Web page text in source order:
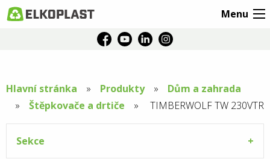
Menu
Hlavní stránka Produkty
Dům a zahrada
Štěpkovače a drtiče
Aktuální
stránka:
TIMBERWOLF TW 230VTR
Sekce